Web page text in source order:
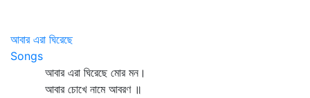
আবার এরা ঘিরেছে
Songs
আবার এরা ঘিরেছে মোর মন।
আবার চোখে নামে আবরণ ॥